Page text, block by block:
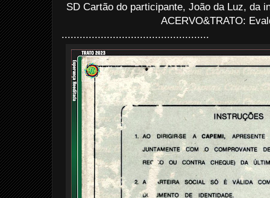
SD Cartão do participante, João da Luz,
ACERVO&TRATO:
.................................................